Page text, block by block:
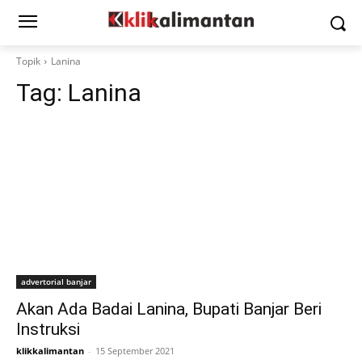
Topik Lanina
Tag: Lanina
advertorial banjar
Akan Ada Badai Lanina, Bupati Banjar Beri
Instruksi
klikkalimantan - 15 September 2021